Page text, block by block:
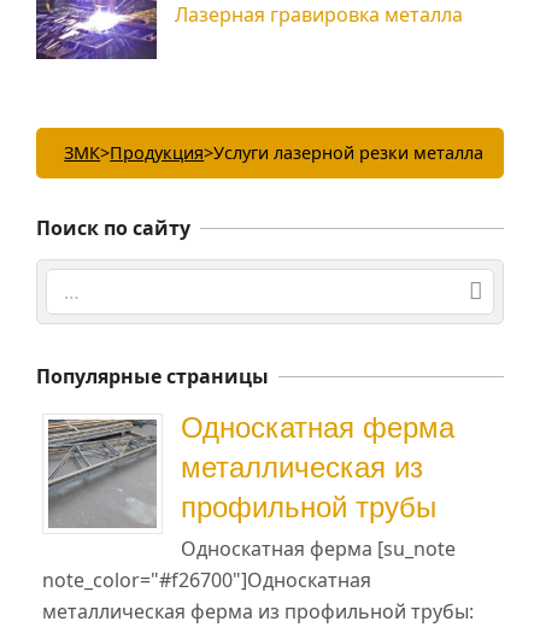
Лазерная гравировка металла
ЗМК>Продукция>Услуги лазерной резки металла
Поиск по сайту
Поиск
Популярные страницы
Односкатная ферма
металлическая из
профильной трубы
Односкатная ферма [su_note
note_color="#f26700"]Односкатная
металлическая ферма из профильной трубы: